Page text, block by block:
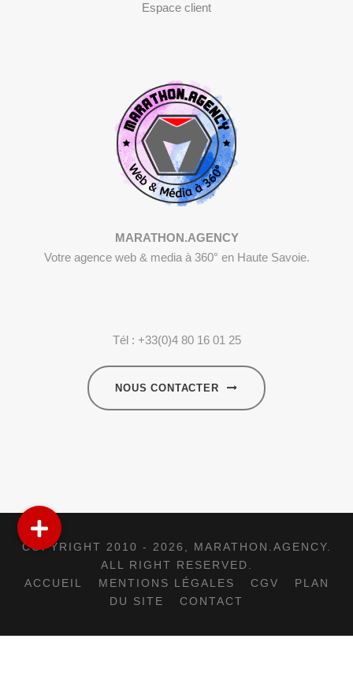
Espace client
MARATHON.AGENCY
Votre agence web & media à 360° en Haute Savoie.
Tél : +33(0)4 80 16 01 25
NOUS CONTACTER
COPYRIGHT 2010 - 2026, MARATHON.AGENCY.
ALL RIGHT RESERVED.
ACCUEIL
MENTIONS LÉGALES CGV
PLAN
DU SITE
CONTACT